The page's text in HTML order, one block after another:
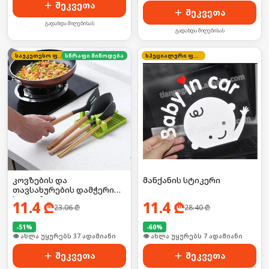
შეკვეთა
გადახდა მიღებისას
შეკვეთა
გადახდა მიღებისას
საუკეთესო ფასი სწრაფი მიწოდება
კოვზების და
თავსახურების დამჭერი
სადგამი
11.4₾23.06₾
-51%
🛒 ბოლო 24სთ-ში იყიდა 9-მა
შეკვეთა
სპეციალური ფასი
მანქანის სტიკერი
11.4₾28.40₾
-60%
🛒 ბოლო 24სთ-ში იყიდა 8-მა
შეკვეთა